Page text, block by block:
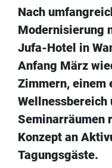
Nach
Modernisierung
Jufa-Hotel in
Anfang März
Zimmern, einem
Wellnessbereich
Seminarräumen
Konzept an
Tagungsgäste.